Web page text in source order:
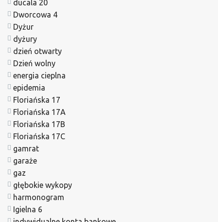
ducala 20
Dworcowa 4
Dyżur
dyżury
dzień otwarty
Dzień wolny
energia cieplna
epidemia
Floriańska 17
Floriańska 17A
Floriańska 17B
Floriańska 17C
gamrat
garaże
gaz
głębokie wykopy
harmonogram
Igielna 6